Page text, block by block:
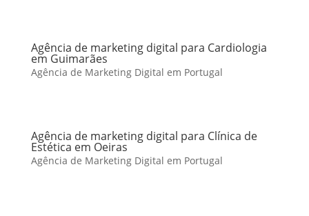
Agência de marketing digital para Cardiologia
em Guimarães
Agência de Marketing Digital em Portugal
Agência de marketing digital para Clínica de
Estética em Oeiras
Agência de Marketing Digital em Portugal